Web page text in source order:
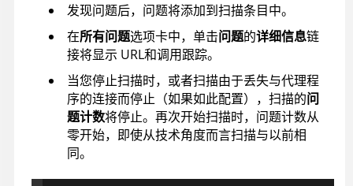
发现问题后，问题将添加到扫描条目中。
在所有问题选项卡中，单击问题的详细信息链
接将显示 URL和调用跟踪。
当您停止扫描时，或者扫描由于丢失与代理程
序的连接而停止（如果如此配置），扫描的问
题计数将停止。再次开始扫描时，问题计数从
零开始，即使从技术角度而言扫描与以前相
同。